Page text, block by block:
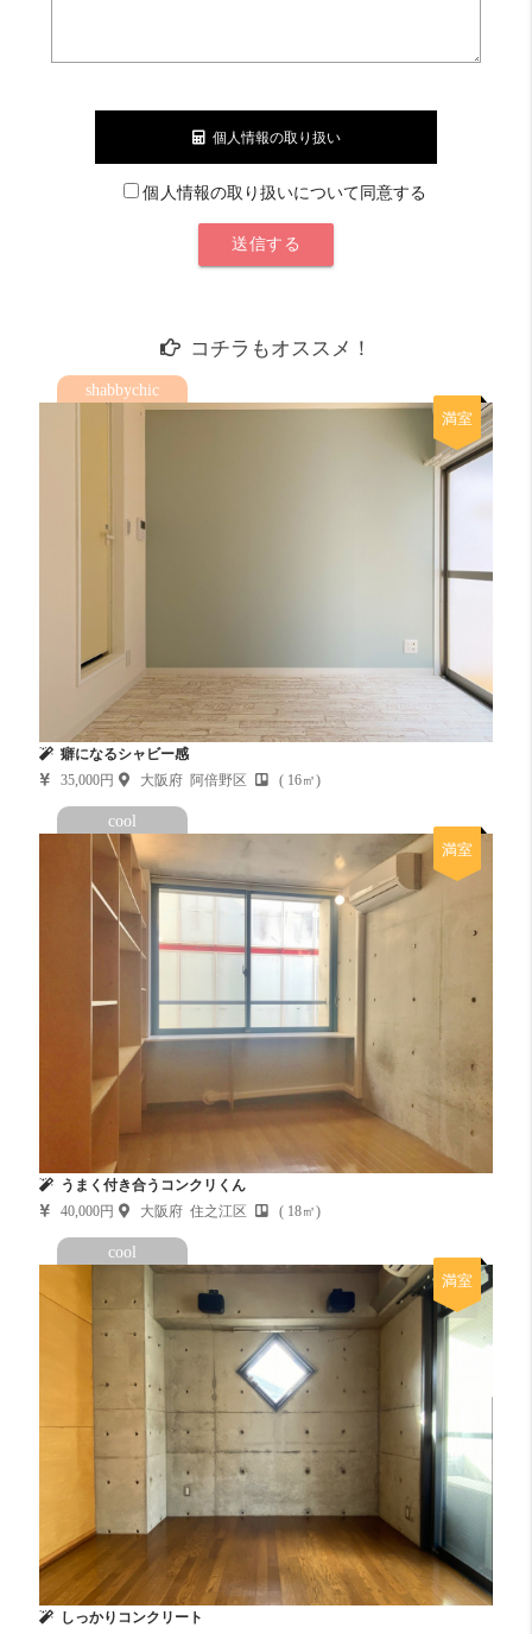
個人情報の取り扱い
個人情報の取り扱いについて同意する
コチラもオススメ！
shabbychic
満室
癖になるシャビー感
35,000円
大阪府 阿倍野区 ( 16㎡)
cool
満室
うまく付き合うコンクリくん
40,000円
大阪府 住之江区 ( 18㎡)
cool
満室
しっかりコンクリート